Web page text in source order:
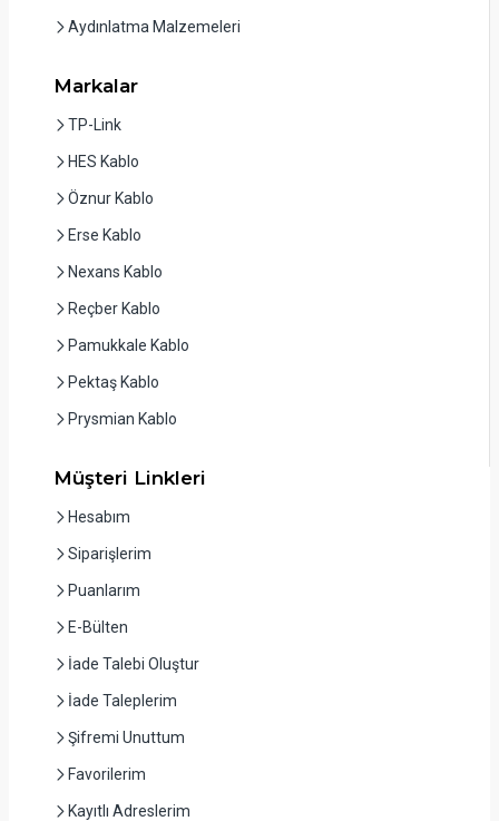
Aydınlatma Malzemeleri
Markalar
TP-Link
HES Kablo
Öznur Kablo
Erse Kablo
Nexans Kablo
Reçber Kablo
Pamukkale Kablo
Pektaş Kablo
Prysmian Kablo
Müşteri Linkleri
Hesabım
Siparişlerim
Puanlarım
E-Bülten
İade Talebi Oluştur
İade Taleplerim
Şifremi Unuttum
Favorilerim
Kayıtlı Adreslerim